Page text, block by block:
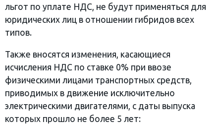
льгот по уплате НДС, не будут применяться для
юридических лиц в отношении гибридов всех
типов.
Также вносятся изменения, касающиеся
исчисления НДС по ставке 0% при ввозе
физическими лицами транспортных средств,
приводимых в движение исключительно
электрическими двигателями, с даты выпуска
которых прошло не более 5 лет: